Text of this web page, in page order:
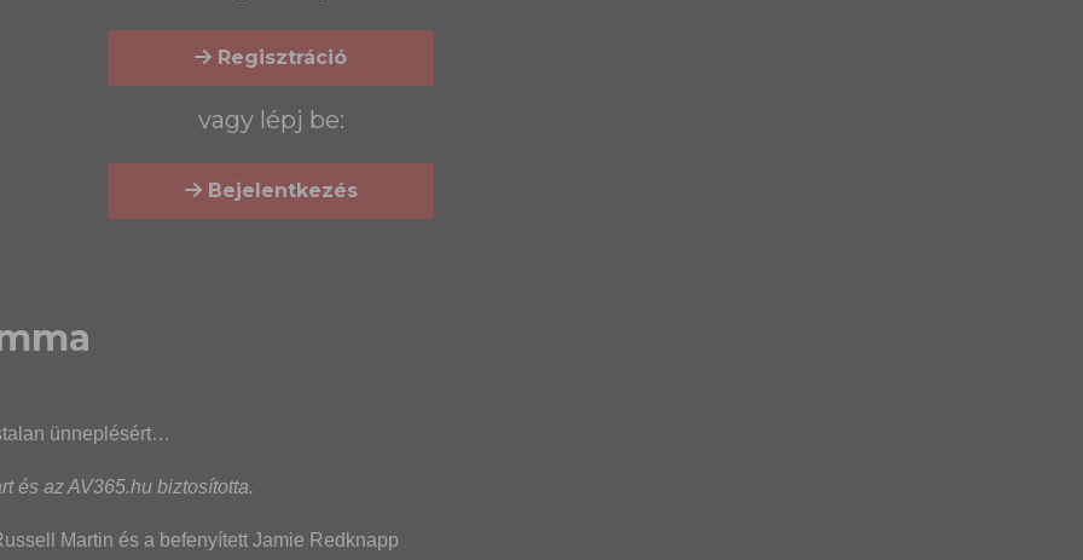
Regisztráció
vagy lépj be:
Bejelentkezés
ünneplésért…
és az AV365.hu biztosította.
Martin és a befenyített Jamie Redknapp